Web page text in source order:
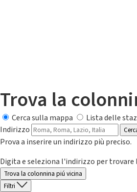
Trova la
Cerca sulla mappa
Lista delle
Indirizzo
Prova a inserire un indirizzo più preciso.
Digita e seleziona l'indirizzo per
Trova la colonnina piú vicina
Filtri